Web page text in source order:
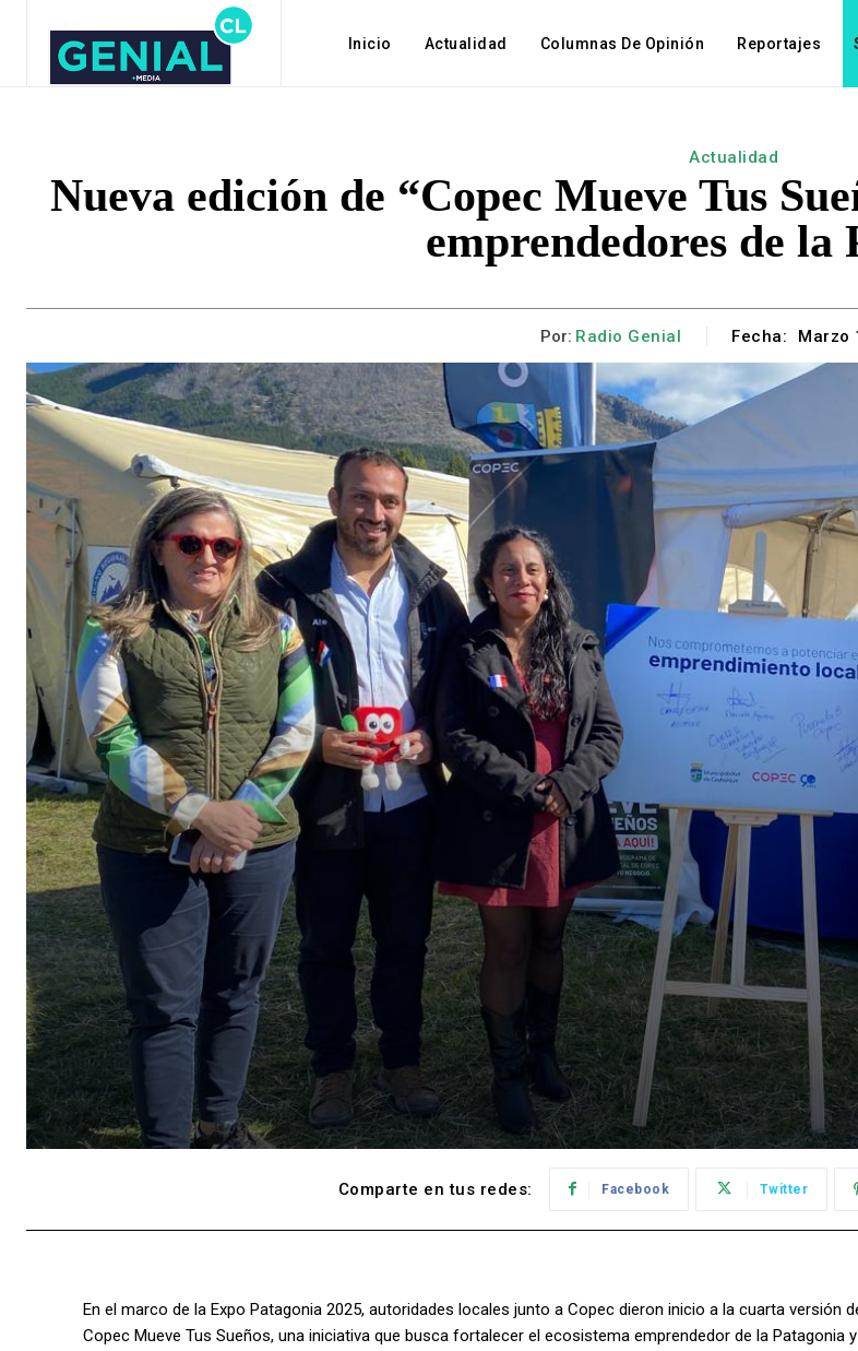
Inicio Actualidad Columnas De Opinión Reportajes
Actualidad
Nueva edición de “Copec Mueve Tus
emprendedores de la
Por: Radio Genial Fecha: Marzo
Comparte en tus redes: Facebook Twitter
En el marco de la Expo Patagonia 2025, autoridades locales junto a Copec dieron inicio a la cuarta versión
Copec Mueve Tus Sueños, una iniciativa que busca fortalecer el ecosistema emprendedor de la Patagonia